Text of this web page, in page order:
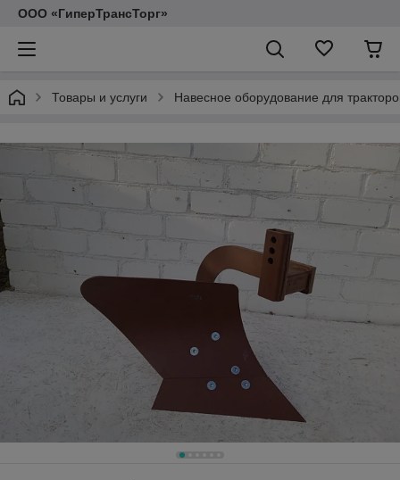
ООО «ГиперТрансТорг»
Товары и услуги Навесное оборудование для